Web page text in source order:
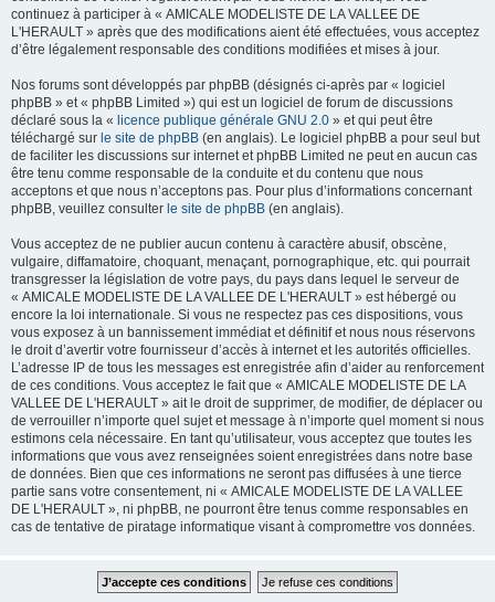
continuez à participer à « AMICALE MODELISTE DE LA VALLEE DE
L'HERAULT » après que des modifications aient été effectuées, vous acceptez
d’être légalement responsable des conditions modifiées et mises à jour.
Nos forums sont développés par phpBB (désignés ci-après par « logiciel
phpBB » et « phpBB Limited ») qui est un logiciel de forum de discussions
déclaré sous la « licence publique générale GNU 2.0 » et qui peut être
téléchargé sur le site de phpBB (en anglais). Le logiciel phpBB a pour seul but
de faciliter les discussions sur internet et phpBB Limited ne peut en aucun cas
être tenu comme responsable de la conduite et du contenu que nous
acceptons et que nous n’acceptons pas. Pour plus d’informations concernant
phpBB, veuillez consulter le site de phpBB (en anglais).
Vous acceptez de ne publier aucun contenu à caractère abusif, obscène,
vulgaire, diffamatoire, choquant, menaçant, pornographique, etc. qui pourrait
transgresser la législation de votre pays, du pays dans lequel le serveur de
« AMICALE MODELISTE DE LA VALLEE DE L'HERAULT » est hébergé ou
encore la loi internationale. Si vous ne respectez pas ces dispositions, vous
vous exposez à un bannissement immédiat et définitif et nous nous réservons
le droit d’avertir votre fournisseur d’accès à internet et les autorités officielles.
L’adresse IP de tous les messages est enregistrée afin d’aider au renforcement
de ces conditions. Vous acceptez le fait que « AMICALE MODELISTE DE LA
VALLEE DE L'HERAULT » ait le droit de supprimer, de modifier, de déplacer ou
de verrouiller n’importe quel sujet et message à n’importe quel moment si nous
estimons cela nécessaire. En tant qu’utilisateur, vous acceptez que toutes les
informations que vous avez renseignées soient enregistrées dans notre base
de données. Bien que ces informations ne seront pas diffusées à une tierce
partie sans votre consentement, ni « AMICALE MODELISTE DE LA VALLEE
DE L'HERAULT », ni phpBB, ne pourront être tenus comme responsables en
cas de tentative de piratage informatique visant à compromettre vos données.